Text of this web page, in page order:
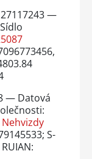
—
— Datová
Nehvizdy
S-